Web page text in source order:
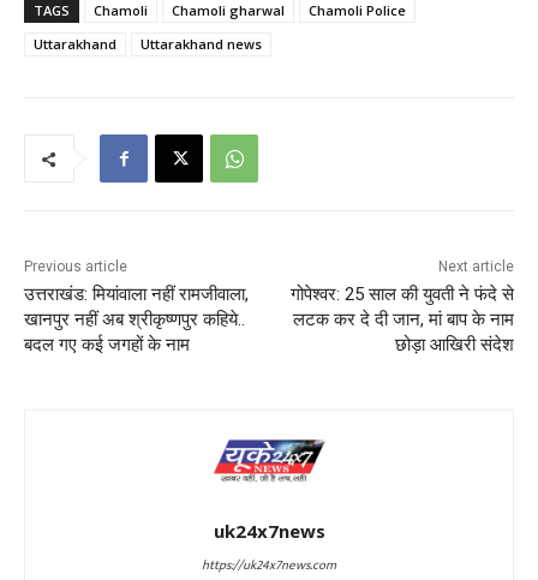
TAGS Chamoli Chamoli gharwal
Chamoli Police
Uttarakhand
Uttarakhand news
Previous article
उत्तराखंड: मियांवाला नहीं रामजीवाला,
खानपुर नहीं अब श्रीकृष्णपुर कहिये..
बदल गए कई जगहों के नाम
Next article
गोपेश्वर: 25 साल की युवती ने फंदे से
लटक कर दे दी जान, मां बाप के नाम
छोड़ा आखिरी संदेश
uk24x7news
https://uk24x7news.com